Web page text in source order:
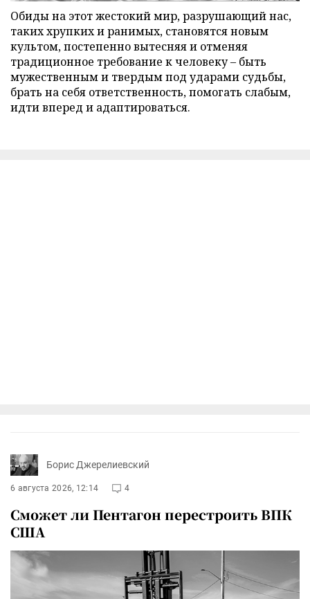
Обиды на этот жестокий мир, разрушающий нас,
таких хрупких и ранимых, становятся новым
культом, постепенно вытесняя и отменяя
традиционное требование к человеку – быть
мужественным и твердым под ударами судьбы,
брать на себя ответственность, помогать слабым,
идти вперед и адаптироваться.
Борис Джерелиевский
6 августа 2026, 12:14 4
Сможет ли Пентагон перестроить ВПК
США